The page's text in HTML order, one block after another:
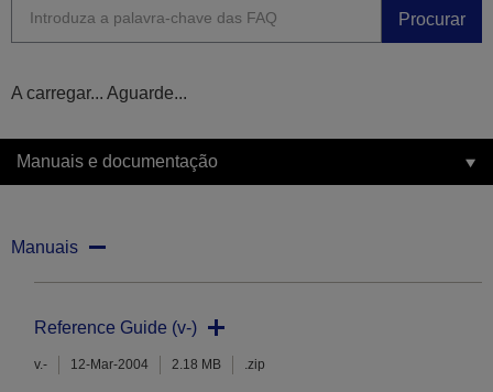
Procurar
A carregar... Aguarde...
Manuais e documentação
Manuais
Reference Guide (v-)
v.- 12-Mar-2004 2.18 MB .zip